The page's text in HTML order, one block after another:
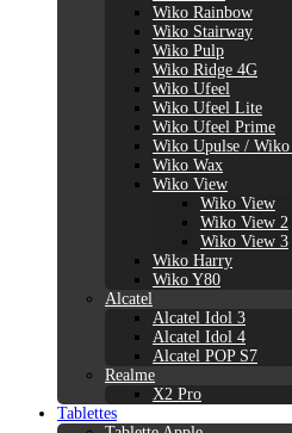
Wiko Rainbow
Wiko Stairway
Wiko Pulp
Wiko Ridge 4G
Wiko Ufeel
Wiko Ufeel Lite
Wiko Ufeel Prime
Wiko Upulse /
Wiko Wax
Wiko View
Wiko View
Wiko View 2
Wiko View 3
Wiko Harry
Wiko Y80
Alcatel
Alcatel Idol 3
Alcatel Idol 4
Alcatel POP S7
Realme
X2 Pro
Tablettes